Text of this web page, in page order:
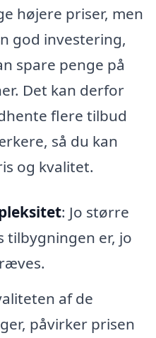
højere priser, men
god investering,
spare penge på
Det kan derfor
flere tilbud
så du kan
og kvalitet.
: Jo større
tilbygningen er, jo
af de
påvirker prisen